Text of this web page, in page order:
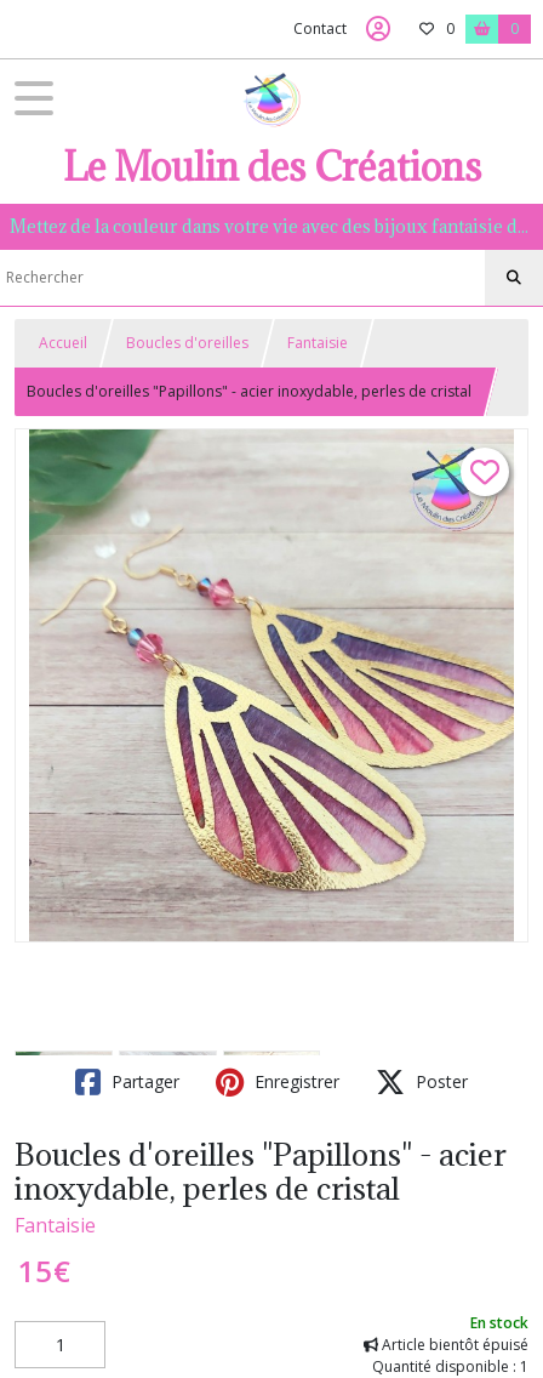
Contact 0 0
Le Moulin des Créations
Mettez de la couleur dans votre vie avec des bijoux fantaisie de qualité, assemblés à la main dans la Manche.
Accueil Boucles d'oreilles Fantaisie
Boucles d'oreilles "Papillons" - acier inoxydable, perles de cristal
Partager Enregistrer Poster
Boucles d'oreilles "Papillons" - acier
inoxydable, perles de cristal
Fantaisie
15€
En stock
Article bientôt épuisé
Quantité disponible : 1